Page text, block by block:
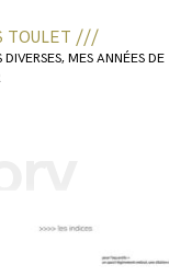
TOULET ///
DIVERSES, MES ANNÉES DE